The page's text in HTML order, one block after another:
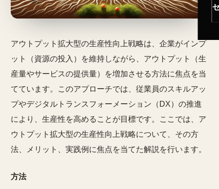
アウトプット拡大型の生産性向上戦略は、企業がインプ
ット（資源の投入）を維持しながら、アウトプット（生
産量やサービスの提供量）を増加させる方法に焦点を当
てています。このアプローチでは、従業員のスキルアッ
プやデジタルトランスフォーメーション（DX）の推進
により、生産性を高めることが目標です。ここでは、ア
ウトプット拡大型の生産性向上戦略について、その方
法、メリット、実践例に焦点を当てた解説を行います。
方法